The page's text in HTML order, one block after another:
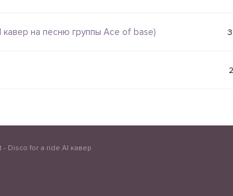
кавер на песню группы Ace of base)
- Disco for a ride AI кавер